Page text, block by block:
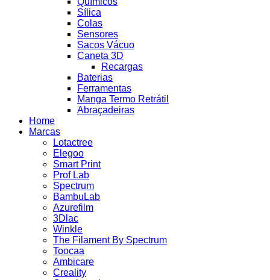
Sílica
Colas
Sensores
Sacos Vácuo
Caneta 3D
Recargas
Baterias
Ferramentas
Manga Termo Retrátil
Abraçadeiras
Home
Marcas
Lotactree
Elegoo
Smart Print
Prof Lab
Spectrum
BambuLab
Azurefilm
3Dlac
Winkle
The Filament By Spectrum
Toocaa
Ambicare
Creality